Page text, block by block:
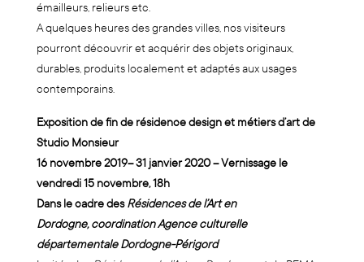
émailleurs, relieurs etc.
A quelques heures des grandes villes, nos visiteurs
pourront découvrir et acquérir des objets originaux,
durables, produits localement et adaptés aux usages
contemporains.
Exposition de fin de résidence design et métiers d’art de
Studio Monsieur
16 novembre 2019– 31 janvier 2020 –Vernissage le
vendredi 15 novembre, 18h
Dans le cadre desRésidences de l’Art en
Dordogne,coordination Agence culturelle
départementale Dordogne-Périgord